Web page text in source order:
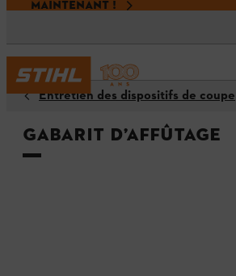
MAINTENANT !
Entretien des dispositifs de coupe
Gabarit d’affûtage